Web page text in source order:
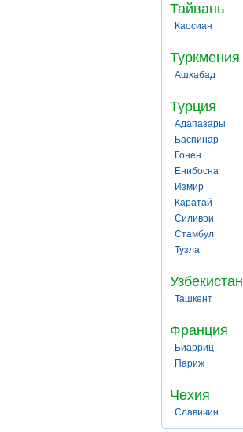
Тайвань
Каосиан
Туркмения
Ашхабад
Турция
Адапазары
Баспинар
Гонен
Енибосна
Измир
Каратай
Силиври
Стамбул
Тузла
Узбекистан
Ташкент
Франция
Биарриц
Париж
Чехия
Славичин